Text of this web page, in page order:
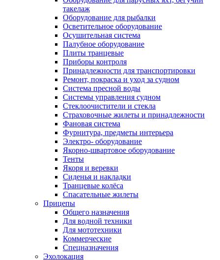
такелаж
Оборудование для рыбалки
Осветительное оборудование
Осушительная система
Палубное оборудование
Плиты транцевые
Приборы контроля
Принадлежности для транспортировки
Ремонт, покраска и уход за судном
Система пресной воды
Системы управления судном
Стеклоочистители и стекла
Страховочные жилеты и принадлежности
Фановая система
Фурнитура, предметы интерьера
Электро- оборудование
Якорно-швартовое оборудование
Тенты
Якоря и веревки
Сиденья и накладки
Транцевые колёса
Спасательные жилеты
Прицепы
Общего назначения
Для водной техники
Для мототехники
Коммерческие
Спецназначения
Эхолокация